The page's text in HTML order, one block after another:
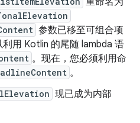
参数已移至可组合项
用 Kotlin 的尾随 lambda 语
。现在，您必须利用命
。
现已成为内部